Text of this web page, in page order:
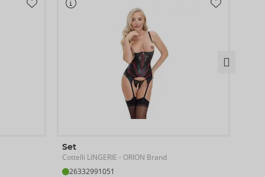
Set
Cottelli LINGERIE - ORION Brand
26332991051